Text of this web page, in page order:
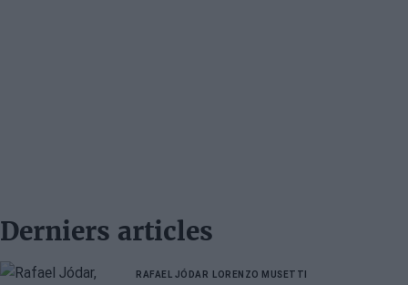
Derniers articles
RAFAEL JÓDAR LORENZO MUSETTI